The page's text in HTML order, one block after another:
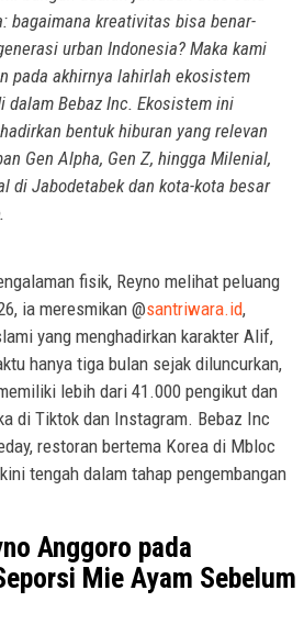
bagaimana kreativitas bisa benar-
urban Indonesia? Maka kami
pada akhirnya lahirlah ekosistem
dalam Bebaz Inc. Ekosistem ini
bentuk hiburan yang relevan
Gen Alpha, Gen Z, hingga Milenial,
di Jabodetabek dan kota-kota besar
.
fisik, Reyno melihat peluang
ia meresmikan @santriwara.id,
yang menghadirkan karakter Alif,
hanya tiga bulan sejak diluncurkan,
lebih dari 41.000 pengikut dan
di Tiktok dan Instagram. Bebaz Inc
restoran bertema Korea di Mbloc
tengah dalam tahap pengembangan
Anggoro pada
Mie Ayam Sebelum